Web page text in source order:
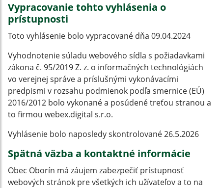
Vypracovanie tohto vyhlásenia o
prístupnosti
Toto vyhlásenie bolo vypracované dňa 09.04.2024
Vyhodnotenie súladu webového sídla s požiadavkami
zákona č. 95/2019 Z. z. o informačných technológiách
vo verejnej správe a príslušnými vykonávacími
predpismi v rozsahu podmienok podľa smernice (EÚ)
2016/2012 bolo vykonané a posúdené treťou stranou a
to firmou webex.digital s.r.o.
Vyhlásenie bolo naposledy skontrolované 26.5.2026
Spätná väzba a kontaktné informácie
Obec Oborín má záujem zabezpečiť prístupnosť
webových stránok pre všetkých ich užívateľov a to na